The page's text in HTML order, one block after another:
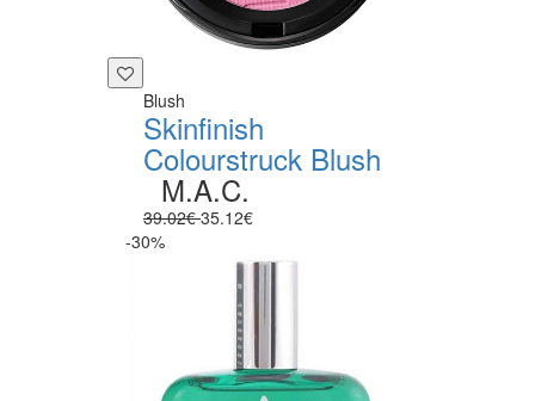
Blush
Skinfinish
Colourstruck Blush
M.A.C.
39.02€35.12€
-30%